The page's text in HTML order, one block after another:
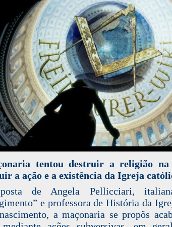
tentou destruir a religião
a ação e a existência da Igreja
de Angela Pellicciari,
e professora de História da
a maçonaria se propôs